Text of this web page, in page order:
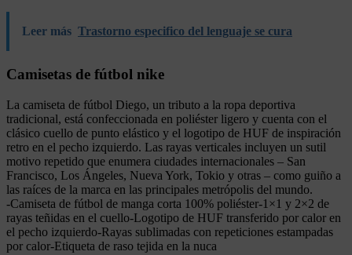
Leer más Trastorno especifico del lenguaje se cura
Camisetas de fútbol nike
La camiseta de fútbol Diego, un tributo a la ropa deportiva
tradicional, está confeccionada en poliéster ligero y cuenta con el
clásico cuello de punto elástico y el logotipo de HUF de inspiración
retro en el pecho izquierdo. Las rayas verticales incluyen un sutil
motivo repetido que enumera ciudades internacionales – San
Francisco, Los Ángeles, Nueva York, Tokio y otras – como guiño a
las raíces de la marca en las principales metrópolis del mundo.
-Camiseta de fútbol de manga corta 100% poliéster-1×1 y 2×2 de
rayas teñidas en el cuello-Logotipo de HUF transferido por calor en
el pecho izquierdo-Rayas sublimadas con repeticiones estampadas
por calor-Etiqueta de raso tejida en la nuca